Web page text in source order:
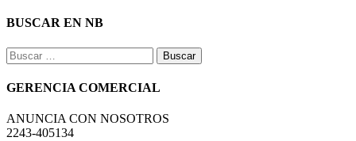
BUSCAR EN NB
Buscar:
GERENCIA COMERCIAL
ANUNCIA CON NOSOTROS
2243-405134